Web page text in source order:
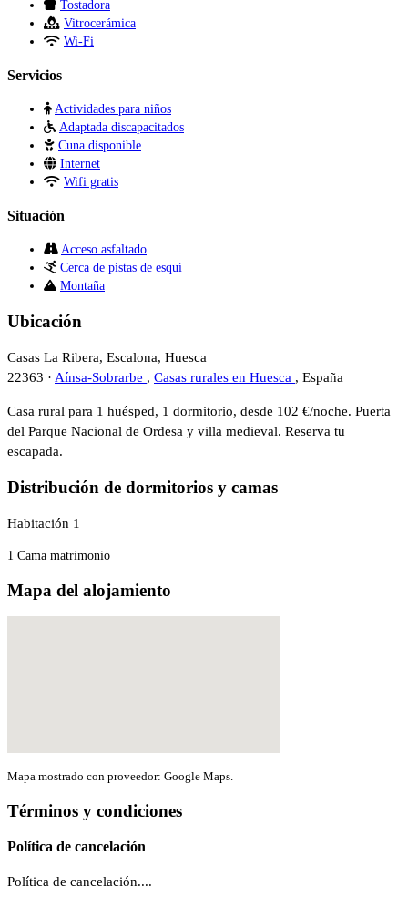
Tostadora
Vitrocerámica
Wi-Fi
Servicios
Actividades para niños
Adaptada discapacitados
Cuna disponible
Internet
Wifi gratis
Situación
Acceso asfaltado
Cerca de pistas de esquí
Montaña
Ubicación
Casas La Ribera, Escalona, Huesca
22363 · Aínsa-Sobrarbe , Casas rurales en Huesca , España
Casa rural para 1 huésped, 1 dormitorio, desde 102 €/noche. Puerta
del Parque Nacional de Ordesa y villa medieval. Reserva tu
escapada.
Distribución de dormitorios y camas
Habitación 1
1 Cama matrimonio
Mapa del alojamiento
Mapa mostrado con proveedor: Google Maps.
Términos y condiciones
Política de cancelación
Política de cancelación....